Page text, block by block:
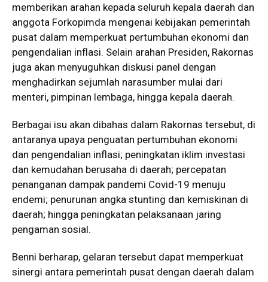
memberikan arahan kepada seluruh kepala daerah dan
anggota Forkopimda mengenai kebijakan pemerintah
pusat dalam memperkuat pertumbuhan ekonomi dan
pengendalian inflasi. Selain arahan Presiden, Rakornas
juga akan menyuguhkan diskusi panel dengan
menghadirkan sejumlah narasumber mulai dari
menteri, pimpinan lembaga, hingga kepala daerah.
Berbagai isu akan dibahas dalam Rakornas tersebut, di
antaranya upaya penguatan pertumbuhan ekonomi
dan pengendalian inflasi; peningkatan iklim investasi
dan kemudahan berusaha di daerah; percepatan
penanganan dampak pandemi Covid-19 menuju
endemi; penurunan angka stunting dan kemiskinan di
daerah; hingga peningkatan pelaksanaan jaring
pengaman sosial.
Benni berharap, gelaran tersebut dapat memperkuat
sinergi antara pemerintah pusat dengan daerah dalam